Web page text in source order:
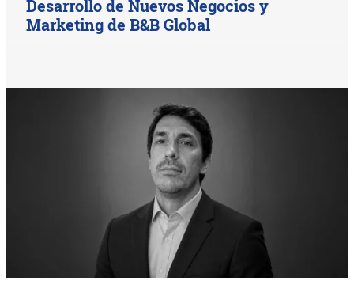
Desarrollo de Nuevos Negocios y
Marketing de B&B Global